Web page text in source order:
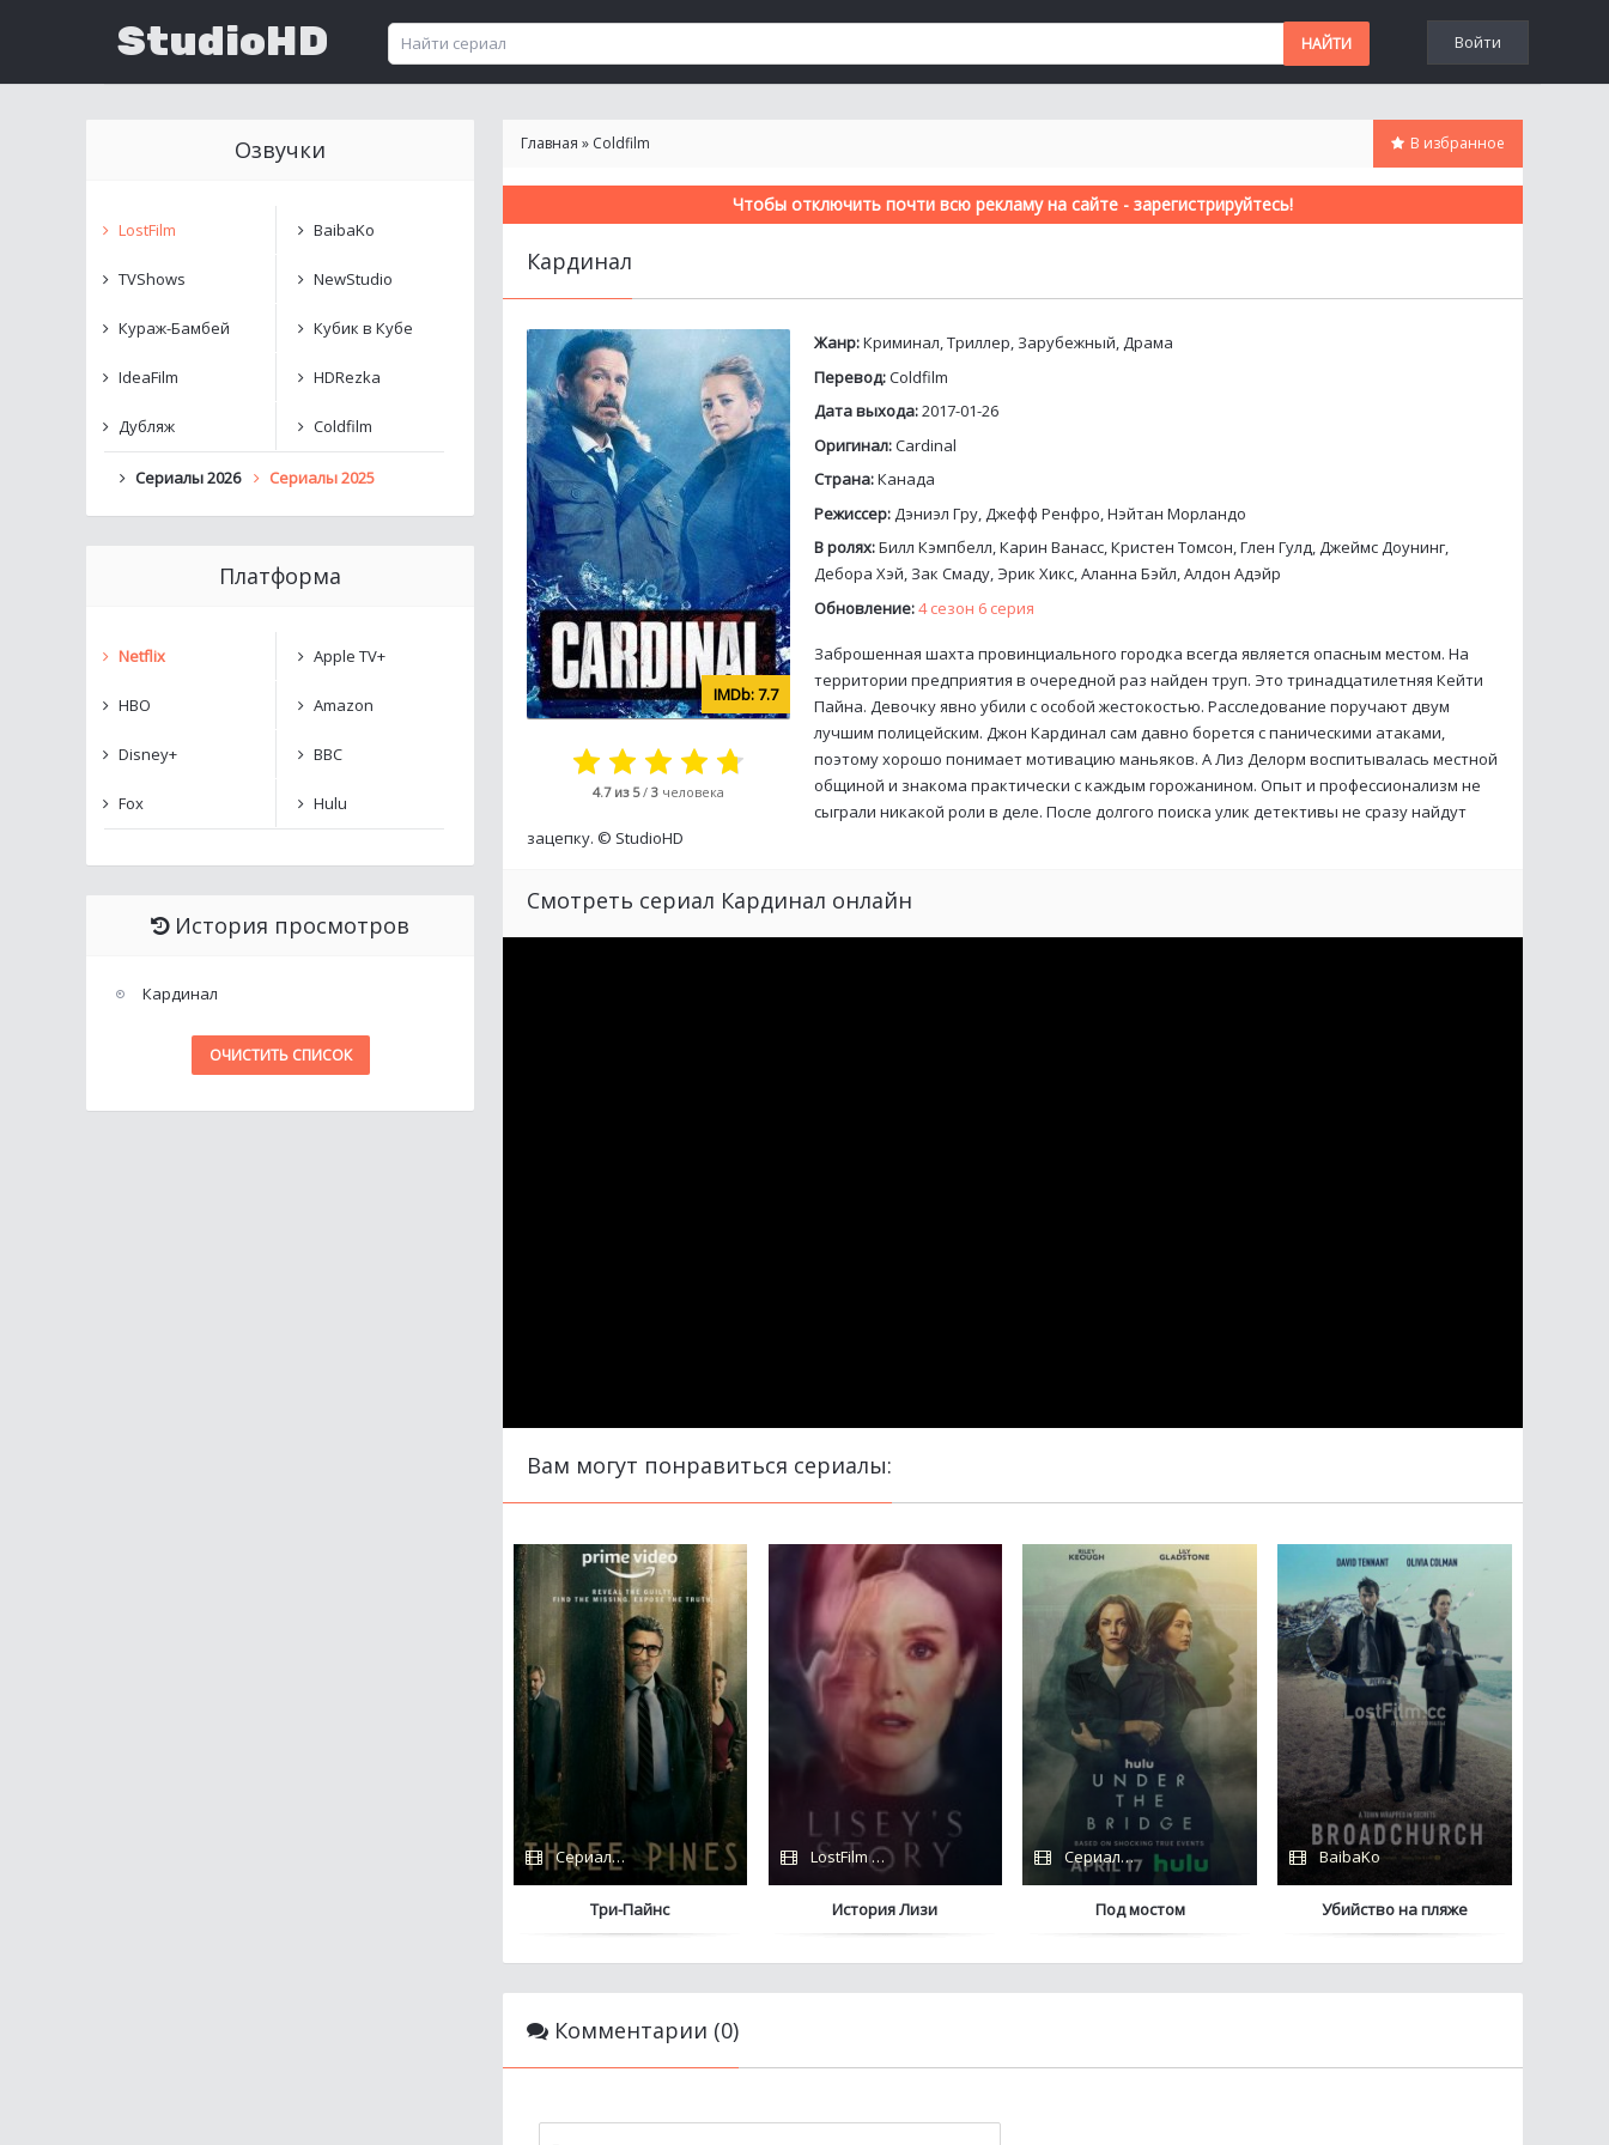
StudioHD Войти
Главная » Coldfilm В избранное
Чтобы отключить почти всю рекламу на сайте - зарегистрируйтесь!
Кардинал
7.7
4.7из 5/ 3 человека
Жанр:Криминал, Триллер, Зарубежный, Драма
Перевод:Coldfilm
Дата выхода:2017-01-26
Оригинал:Cardinal
Страна:Канада
Режиссер: Дэниэл Гру, Джефф Ренфро, Нэйтан Морландо
В ролях:Билл Кэмпбелл, Карин Ванасс, Кристен Томсон, Глен Гулд, Джеймс Доунинг,
Дебора Хэй, Зак Смаду, Эрик Хикс, Аланна Бэйл, Алдон Адэйр
Обновление:4 сезон 6 серия
Заброшенная шахта провинциального городка всегда является опасным местом. На
территории предприятия в очередной раз найден труп. Это тринадцатилетняя Кейти
Пайна. Девочку явно убили с особой жестокостью. Расследование поручают двум
лучшим полицейским. Джон Кардинал сам давно борется с паническими атаками,
поэтому хорошо понимает мотивацию маньяков. А Лиз Делорм воспитывалась местной
общиной и знакома практически с каждым горожанином. Опыт и профессионализм не
сыграли никакой роли в деле. После долгого поиска улик детективы не сразу найдут
зацепку. © StudioHD
Смотреть сериал Кардинал онлайн
Вам могут понравиться сериалы:
Сериалы 2022 / HDRezka / Amazon
Три-Пайнс
LostFilm / Сериалы 2021 / Apple TV+
История Лизи
Сериалы 2024 / Дубляж / Coldfilm / Hulu
Под мостом
BaibaKo
Убийство на пляже
Комментарии (0)
Озвучки
LostFilm BaibaKo
TVShows NewStudio
Кураж-Бамбей Кубик в Кубе
IdeaFilm HDRezka
Дубляж Coldfilm
Сериалы 2026 Сериалы 2025
Платформа
Netflix Apple TV+
HBO Amazon
Disney+ BBC
Fox Hulu
История просмотров
Кардинал
ОЧИСТИТЬ СПИСОК